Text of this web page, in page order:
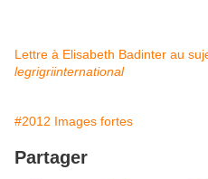
Lettre à Elisabeth Badinter au
legrigriinternational
#2012 Images fortes
Partager